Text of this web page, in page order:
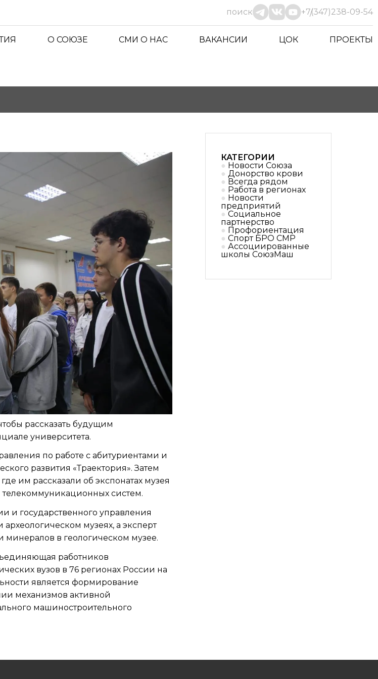
поиск +7(347)238-09-54
О СОЮЗЕ СМИ О НАС ВАКАНСИИ ЦОК ПРОЕКТЫ
рассказать будущим
университета.
по работе с абитуриентами и
развития «Траектория». Затем
им рассказали об экспонатах музея
систем.
и государственного управления
музеях, а эксперт
в геологическом музее.
работников
вузов в 76 регионах России на
является формирование
механизмов активной
машиностроительного
КАТЕГОРИИ
Новости Союза
Донорство крови
Всегда рядом
Работа в регионах
Новости
предприятий
Социальное
партнерствo
Профориентация
Спорт БРО СМР
Ассоциированные
школы СоюзМаш